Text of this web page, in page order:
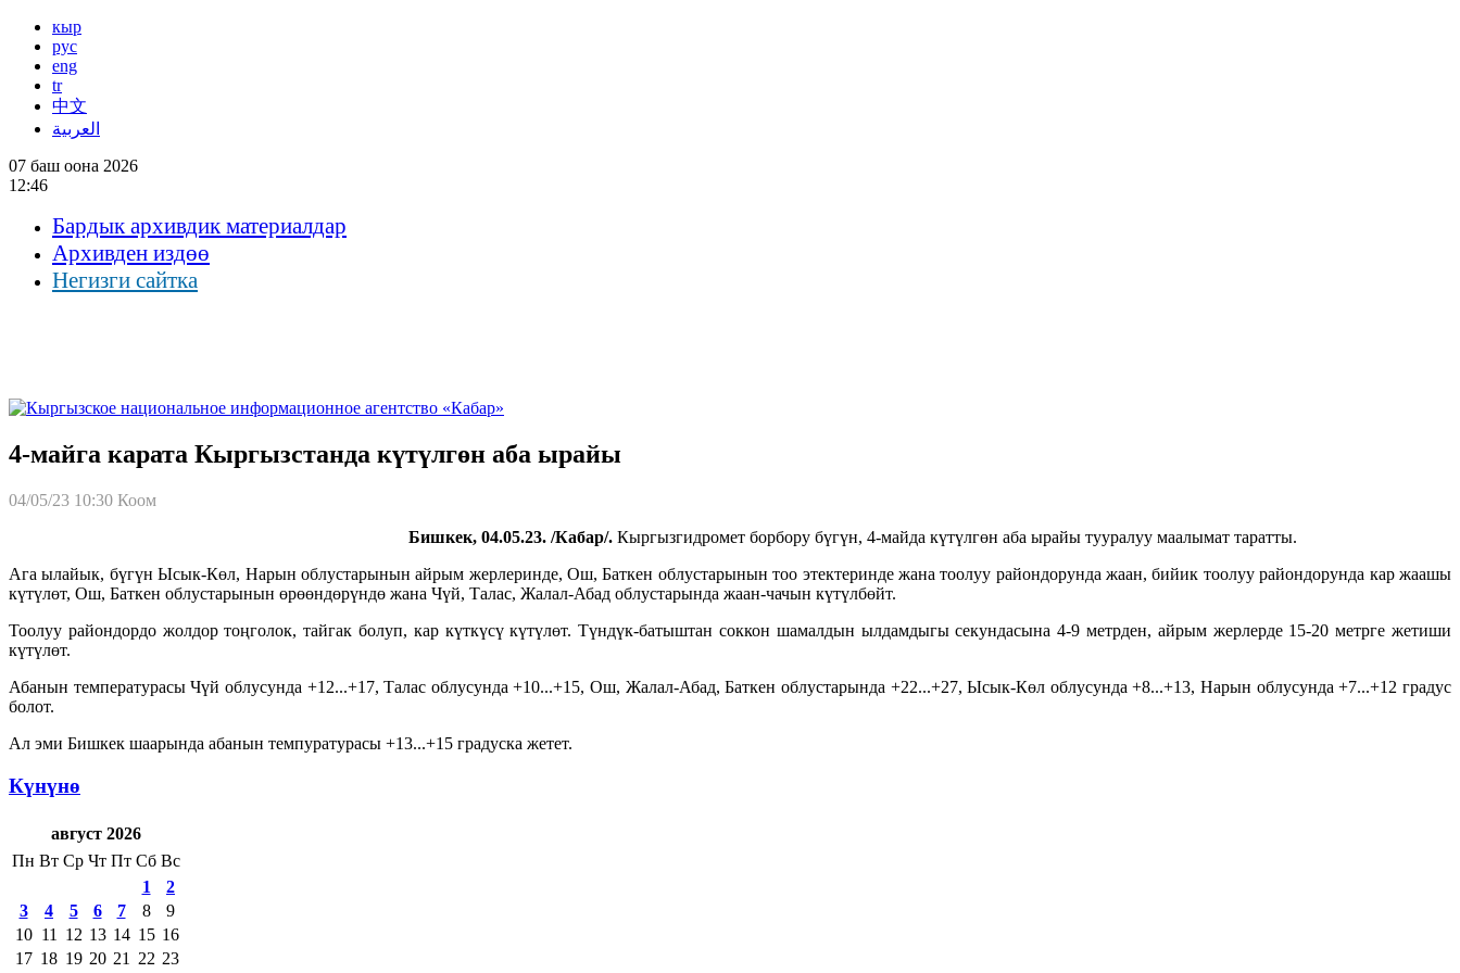
кыр
рус
eng
tr
中文
العربية
07 баш оона 2026
12:46
Бардык архивдик материалдар
Архивден издөө
Негизги сайтка
4-майга карата Кыргызстанда күтүлгөн аба ырайы
04/05/23 10:30 Коом
Бишкек, 04.05.23. /Кабар/. Кыргызгидромет борбору бүгүн, 4-майда күтүлгөн аба ырайы тууралуу маалымат таратты.
Ага ылайык, бүгүн Ысык-Көл, Нарын облустарынын айрым жерлеринде, Ош, Баткен облустарынын тоо этектеринде жана тоолуу райондорунда жаан, бийик тоолуу райондорунда кар жаашы
күтүлөт, Ош, Баткен облустарынын өрөөндөрүндө жана Чүй, Талас, Жалал-Абад облустарында жаан-чачын күтүлбөйт.
Тоолуу райондордо жолдор тоңголок, тайгак болуп, кар күткүсү күтүлөт. Түндүк-батыштан соккон шамалдын ылдамдыгы секундасына 4-9 метрден, айрым жерлерде 15-20 метрге жетиши
күтүлөт.
Абанын температурасы Чүй облусунда +12...+17, Талас облусунда +10...+15, Ош, Жалал-Абад, Баткен облустарында +22...+27, Ысык-Көл облусунда +8...+13, Нарын облусунда +7...+12 градус
болот.
Ал эми Бишкек шаарында абанын темпуратурасы +13...+15 градуска жетет.
Күнүнө
август 2026
Пн Вт Ср Чт Пт Сб Вс
1
2
3
4 5 6 7 8
9
10 11 12 13 14 15 16
17 18 19 20 21 22 23